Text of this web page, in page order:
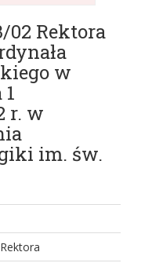
02 Rektora
w
r. w
im. św.